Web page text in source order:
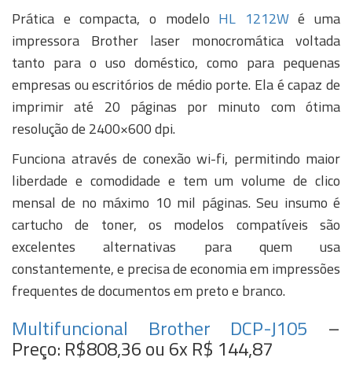
Prática e compacta, o modelo HL 1212Wé uma
impressora Brother laser monocromática voltada
tanto para o uso doméstico, como para pequenas
empresas ou escritórios de médio porte. Ela é capaz de
imprimir até 20 páginas por minuto com ótima
resolução de 2400×600 dpi.
Funciona através de conexão wi-fi, permitindo maior
liberdade e comodidade e tem um volume de clico
mensal de no máximo 10 mil páginas. Seu insumo é
cartucho de toner, os modelos compatíveis são
excelentes alternativas para quem usa
constantemente, e precisa de economia em impressões
frequentes de documentos em preto e branco.
Multifuncional Brother DCP-J105 –
Preço: R$808,36 ou 6x R$ 144,87